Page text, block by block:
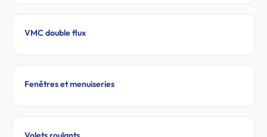
VMC double flux
Fenêtres et menuiseries